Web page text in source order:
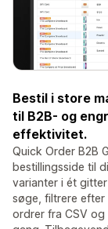
Bestil i store
til B2B- og
effektivitet.
Quick Order B2B
bestillingsside til
varianter i ét
søge, filtrere
ordrer fra CSV